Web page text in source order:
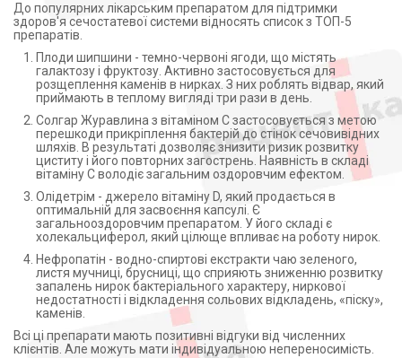
До популярних лікарським препаратом для підтримки
здоров'я сечостатевої системи відносять список з ТОП-5
препаратів.
Плоди шипшини - темно-червоні ягоди, що містять
галактозу і фруктозу. Активно застосовується для
розщеплення каменів в нирках. З них роблять відвар, який
приймають в теплому вигляді три рази в день.
Солгар Журавлина з вітаміном С застосовується з метою
перешкоди прикріплення бактерій до стінок сечовивідних
шляхів. В результаті дозволяє знизити ризик розвитку
циститу і його повторних загострень. Наявність в складі
вітаміну С володіє загальним оздоровчим ефектом.
Олідетрім - джерело вітаміну D, який продається в
оптимальній для засвоєння капсулі. Є
загальнооздоровчим препаратом. У його складі є
холекальциферол, який цілюще впливає на роботу нирок.
Нефропатін - водно-спиртові екстракти чаю зеленого,
листя мучниці, брусниці, що сприяють зниженню розвитку
запалень нирок бактеріального характеру, ниркової
недостатності і відкладення сольових відкладень, «піску»,
каменів.
Всі ці препарати мають позитивні відгуки від численних
клієнтів. Але можуть мати індивідуальною непереносимість.